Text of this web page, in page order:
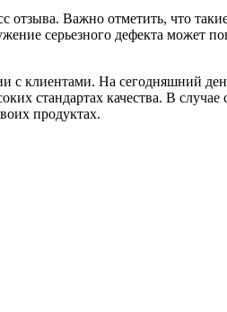
отзыва. Важно отметить, что
серьезного дефекта может
с клиентами. На сегодняшний
стандартах качества. В случае
продуктах.